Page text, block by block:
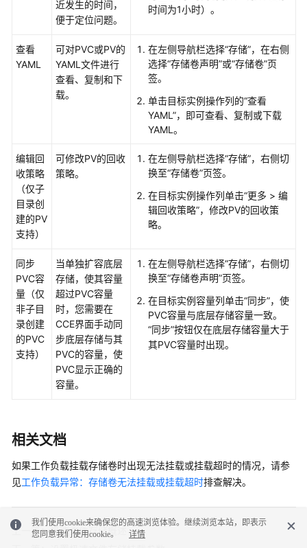
近发生的时间，
便于定位问题。
时间为1小时）。
查看
YAML
可对PVC或PV的
YAML文件进行
查看、复制和下
载。
在左侧导航栏选择“存储”，在右侧
选择“存储卷声明”或“存储卷”页
签。
单击目标实例操作列的“查看
YAML”，即可查看、复制或下载
YAML。
编辑回
收策略
（仅子
目录创
建的PV
支持）
可修改PV的回收
策略。
在左侧导航栏选择“存储”，右侧切
换至“存储卷”页签。
在目标实例操作列单击“更多 > 编
辑回收策略”，修改PV的回收策
略。
同步
PVC容
量（仅
非子目
录创建
的PVC
支持）
当单独扩容底层
存储，使其容量
超过PVC容量
时，您需要在
CCE界面手动同
步底层存储与其
PVC的容量，使
PVC显示正确的
容量。
在左侧导航栏选择“存储”，右侧切
换至“存储卷声明”页签。
在目标实例容量列单击“同步”，使
PVC容量与底层存储容量一致。
“同步”按钮仅在底层存储容量大于
其PVC容量时出现。
相关文档
如果工作负载挂载存储卷时出现无法挂载或挂载超时的情况，请参
见工作负载异常：存储卷无法挂载或挂载超时排查解决。
上一篇：极速文件存储概述
我们使用cookie来确保您的高速浏览体验。继续浏览本站，即表示
您同意我们使用cookie。
详情